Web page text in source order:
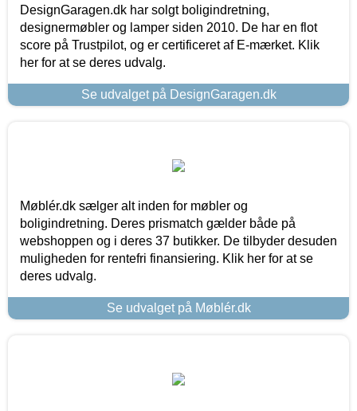
DesignGaragen.dk har solgt boligindretning,
designermøbler og lamper siden 2010. De har en flot
score på Trustpilot, og er certificeret af E-mærket. Klik
her for at se deres udvalg.
Se udvalget på DesignGaragen.dk
Møblér.dk sælger alt inden for møbler og
boligindretning. Deres prismatch gælder både på
webshoppen og i deres 37 butikker. De tilbyder desuden
muligheden for rentefri finansiering. Klik her for at se
deres udvalg.
Se udvalget på Møblér.dk